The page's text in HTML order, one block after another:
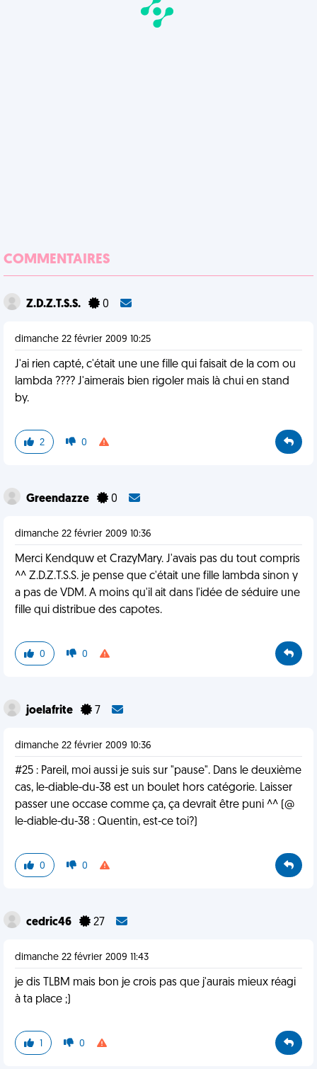
COMMENTAIRES
Z.D.Z.T.S.S. 0
dimanche 22 février 2009 10:25
J'ai rien capté, c'était une une fille qui faisait de la com ou
lambda ???? J'aimerais bien rigoler mais là chui en stand
by.
2 0
Greendazze 0
dimanche 22 février 2009 10:36
Merci Kendquw et CrazyMary. J'avais pas du tout compris
^^ Z.D.Z.T.S.S. je pense que c'était une fille lambda sinon y
a pas de VDM. A moins qu'il ait dans l'idée de séduire une
fille qui distribue des capotes.
0 0
joelafrite 7
dimanche 22 février 2009 10:36
#25 : Pareil, moi aussi je suis sur "pause". Dans le deuxième
cas, le-diable-du-38 est un boulet hors catégorie. Laisser
passer une occase comme ça, ça devrait être puni ^^ (@
le-diable-du-38 : Quentin, est-ce toi?)
0 0
cedric46 27
dimanche 22 février 2009 11:43
je dis TLBM mais bon je crois pas que j'aurais mieux réagi
à ta place ;)
1 0